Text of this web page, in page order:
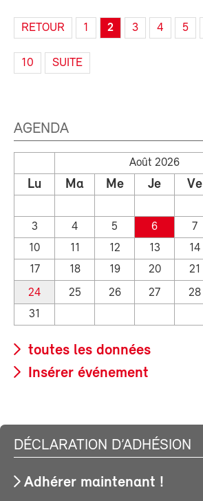
RETOUR 1 2 3 4 5
10 SUITE
AGENDA
Août 2026
Lu Ma Me Je Ve
3
4 5 6 7
10
11 12 13 14
17
18 19 20 21
24
25 26 27 28
31
toutes les données
Insérer événement
DÉCLARATION D’ADHÉSION
Adhérer maintenant !